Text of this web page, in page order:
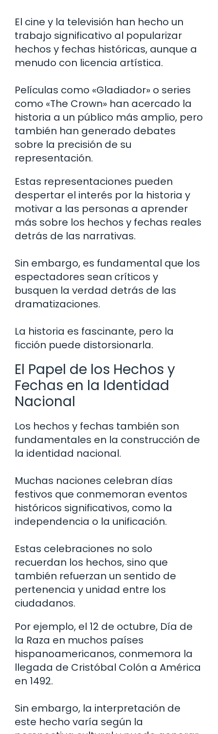
El cine y la televisión han hecho un
trabajo significativo al popularizar
hechos y fechas históricas, aunque a
menudo con licencia artística.
Películas como «Gladiador» o series
como «The Crown» han acercado la
historia a un público más amplio, pero
también han generado debates
sobre la precisión de su
representación.
Estas representaciones pueden
despertar el interés por la historia y
motivar a las personas a aprender
más sobre los hechos y fechas reales
detrás de las narrativas.
Sin embargo, es fundamental que los
espectadores sean críticos y
busquen la verdad detrás de las
dramatizaciones.
La historia es fascinante, pero la
ficción puede distorsionarla.
El Papel de los Hechos y
Fechas en la Identidad
Nacional
Los hechos y fechas también son
fundamentales en la construcción de
la identidad nacional.
Muchas naciones celebran días
festivos que conmemoran eventos
históricos significativos, como la
independencia o la unificación.
Estas celebraciones no solo
recuerdan los hechos, sino que
también refuerzan un sentido de
pertenencia y unidad entre los
ciudadanos.
Por ejemplo, el 12 de octubre, Día de
la Raza en muchos países
hispanoamericanos, conmemora la
llegada de Cristóbal Colón a América
en 1492.
Sin embargo, la interpretación de
este hecho varía según la